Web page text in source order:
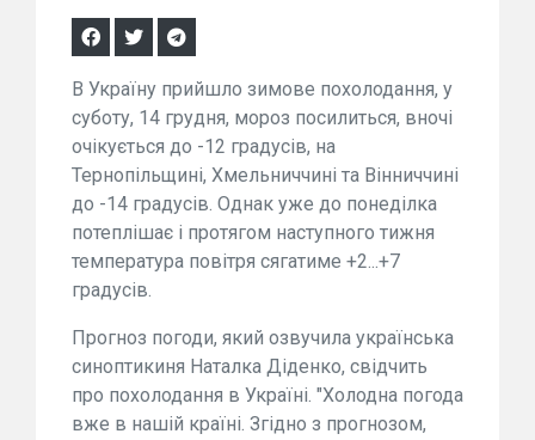
В Україну прийшло зимове похолодання, у
суботу, 14 грудня, мороз посилиться, вночі
очікується до -12 градусів, на
Тернопільщині, Хмельниччині та Вінниччині
до -14 градусів. Однак уже до понеділка
потеплішає і протягом наступного тижня
температура повітря сягатиме +2...+7
градусів.
Прогноз погоди, який озвучила українська
синоптикиня Наталка Діденко, свідчить
про похолодання в Україні. "Холодна погода
вже в нашій країні. Згідно з прогнозом,